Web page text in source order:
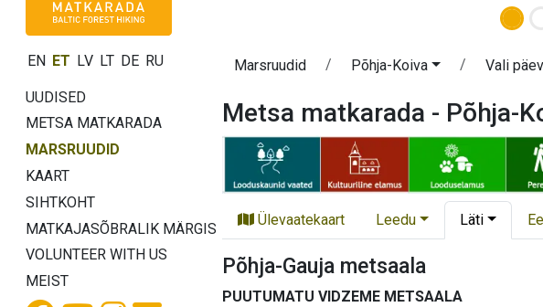
EN ET LV LT DE RU
UUDISED
METSA MATKARADA
MARSRUUDID
KAART
SIHTKOHT
MATKAJASÕBRALIK MÄRGIS
VOLUNTEER WITH US
MEIST
Marsruudid Põhja-Koiva Vali päev
Metsa matkarada - Põhja-
Ülevaatekaart Leedu Läti
Põhja-Gauja metsaala
PUUTUMATU VIDZEME METSAALA